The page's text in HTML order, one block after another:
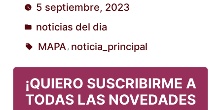
por 5 septiembre, 2023
Publicado
en
noticias del dia
MAPA , noticia_principal
¡QUIERO SUSCRIBIRME A
TODAS LAS NOVEDADES